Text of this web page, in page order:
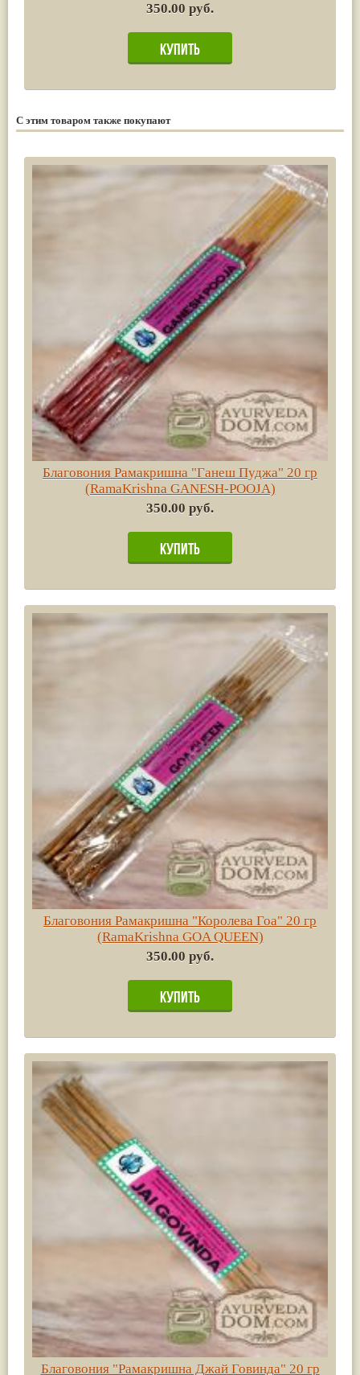
350.00 руб.
С этим товаром также покупают
Благовония Рамакришна "Ганеш Пуджа" 20 гр
(RamaKrishna GANESH-POOJA)
350.00 руб.
Благовония Рамакришна "Королева Гоа" 20 гр
(RamaKrishna GOA QUEEN)
350.00 руб.
Благовония "Рамакришна Джай Говинда" 20 гр